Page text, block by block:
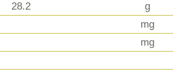
28.2
g
mg
mg